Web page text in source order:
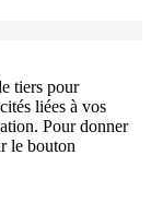
tiers pour
liées à vos
Pour donner
le bouton